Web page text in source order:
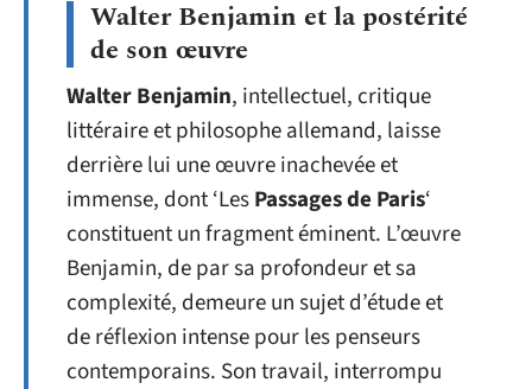
Walter Benjamin et la postérité
de son œuvre
Walter Benjamin, intellectuel, critique
littéraire et philosophe allemand, laisse
derrière lui une œuvre inachevée et
immense, dont ‘LesPassages de Paris‘
constituent un fragment éminent. L’œuvre
Benjamin, de par sa profondeur et sa
complexité, demeure un sujet d’étude et
de réflexion intense pour les penseurs
contemporains. Son travail, interrompu